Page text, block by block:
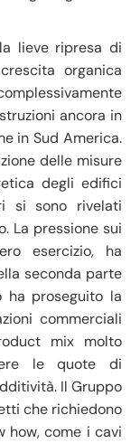
lieve ripresa di
organica
ancora in
in Sud America.
delle misure
degli edifici
si sono rivelati
La pressione sui
esercizio, ha
seconda parte
ha proseguito la
commerciali
mix molto
le quote di
Il Gruppo
che richiedono
how, come i cavi